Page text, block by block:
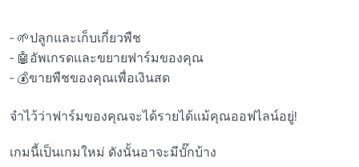
- 🌱ปลูกและเก็บเกี่ยวพืช
- 🤖อัพเกรดและขยายฟาร์มของคุณ
- 💰ขายพืชของคุณเพื่อเงินสด
จำไว้ว่าฟาร์มของคุณจะได้รายได้แม้คุณออฟไลน์อยู่!
เกมนี้เป็นเกมใหม่ ดังนั้นอาจะมีบั๊กบ้าง